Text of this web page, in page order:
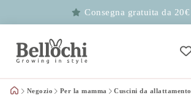
Consegna gratuita da 20€
Negozio Per la mamma Cuscini da allattamento